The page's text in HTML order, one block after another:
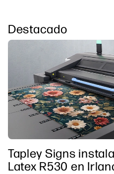
Destacado
Tapley Signs
Latex R530 en